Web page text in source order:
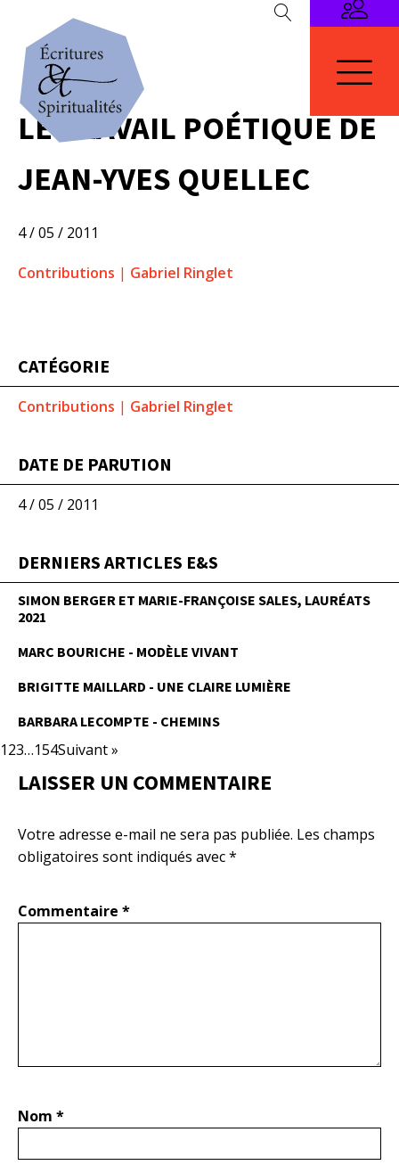
LE TRAVAIL POÉTIQUE DE
JEAN-YVES QUELLEC
4 / 05 / 2011
Contributions | Gabriel Ringlet
CATÉGORIE
Contributions | Gabriel Ringlet
DATE DE PARUTION
4 / 05 / 2011
DERNIERS ARTICLES E&S
SIMON BERGER ET MARIE-FRANÇOISE SALES, LAURÉATS
2021
MARC BOURICHE - MODÈLE VIVANT
BRIGITTE MAILLARD - UNE CLAIRE LUMIÈRE
BARBARA LECOMPTE - CHEMINS
123…154Suivant »
LAISSER UN COMMENTAIRE
Votre adresse e-mail ne sera pas publiée. Les champs
obligatoires sont indiqués avec*
Commentaire *
Nom *